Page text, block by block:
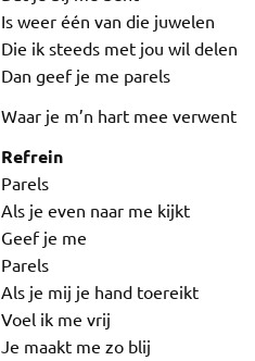
Is weer één van die juwelen
Die ik steeds met jou wil delen
Dan geef je me parels
Waar je m’n hart mee verwent
Refrein
Parels
Als je even naar me kijkt
Geef je me
Parels
Als je mij je hand toereikt
Voel ik me vrij
Je maakt me zo blij